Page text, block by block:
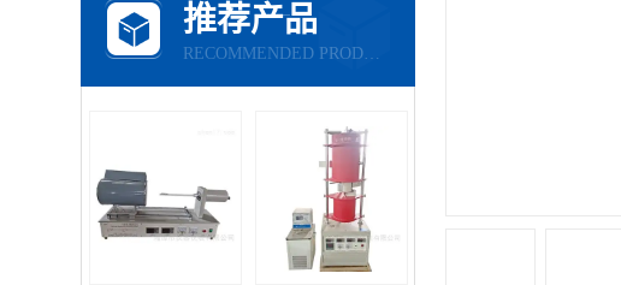
推荐产品
RECOMMENDED PRODUCTS